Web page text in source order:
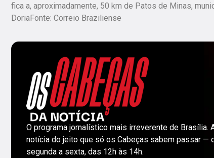
fica a, aproximadamente, 50 km de Patos de Minas,
DoriaFonte: Correio Braziliense
O programa jornalístico mais irreverente de Brasília.
notícia do jeito que só os Cabeças sabem passar —
segunda a sexta, das 12h às 14h.